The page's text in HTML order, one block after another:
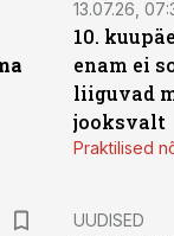
13.07.26,
10.
enam ei
liiguvad
jooksvalt
Praktilised
UUDISED